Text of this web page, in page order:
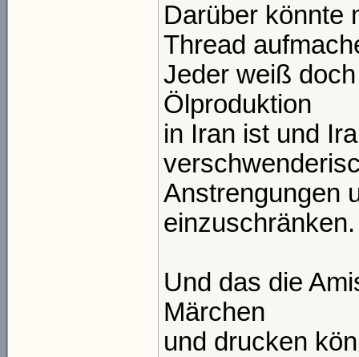
Darüber könnte
Thread
Jeder weiß
Ölproduktion
in Iran ist und
Anstrengungen
einzuschränken.
Und das die
Märchen
und drucken